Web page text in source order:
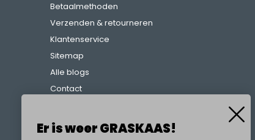
Betaalmethoden
Verzenden & retourneren
Klantenservice
Sitemap
Alle blogs
Contact
Referenties
Er is weer GRASKAAS!